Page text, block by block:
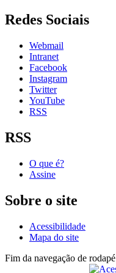
Redes Sociais
Webmail
Intranet
Facebook
Instagram
Twitter
YouTube
RSS
RSS
O que é?
Assine
Sobre o site
Acessibilidade
Mapa do site
Fim da navegação de rodapé